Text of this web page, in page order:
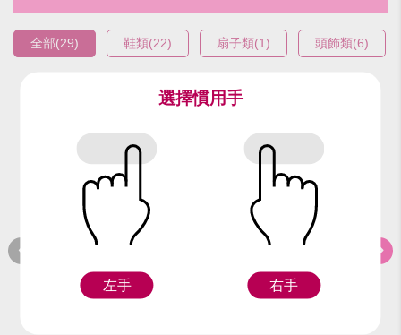
全部(29) 鞋類(22) 扇子類(1) 頭飾類(6)
編號：93317 編號：93417
選擇慣用手
左手 右手